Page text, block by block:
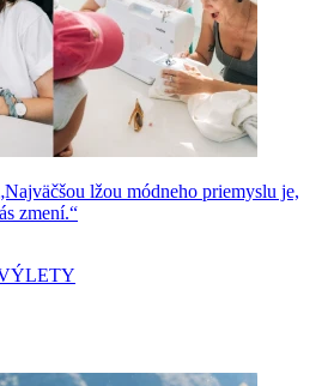
lžou módneho priemyslu je,
zmení.“